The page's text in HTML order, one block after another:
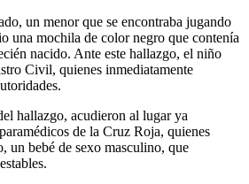
un menor que se encontraba jugando
una mochila de color negro que contenía
nacido. Ante este hallazgo, el niño
Civil, quienes inmediatamente
hallazgo, acudieron al lugar ya
paramédicos de la Cruz Roja, quienes
un bebé de sexo masculino, que